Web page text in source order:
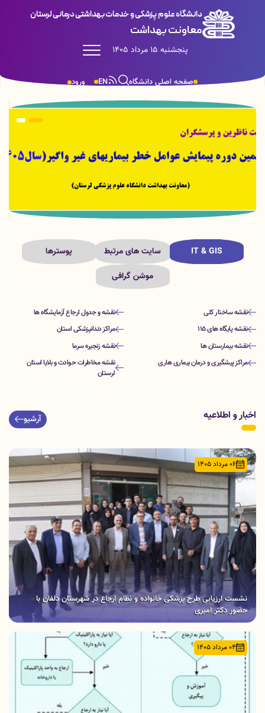
دانشگاه علوم پزشکی و خدمات بهداشتی درمانی لرستان
معاونت بهداشت
پنجشنبه 15 مرداد 1405
ورود EN صفحه اصلی دانشگاه
IT & GIS سایت های مرتبط
پوسترها
موشن گرافی
نقشه ساختار کلی
نقشه و جدول ارجاع آزمایشگاه ها
نقشه پایگاه های 115
مراکز دندانپزشکی استان
نقشه بیمارستان ها
نقشه زنجیره سرما
مراکز پیشگیری و درمان بیماری هاری
نقشه مخاطرات حوادث و بلایا استان
لرستان
اخبار و اطلاعیه آرشیو
06 مرداد 1405
نشست ارزیابی طرح پزشکی خانواده و نظام ارجاع در شهرستان دلفان با
حضور دکتر امیری
04 مرداد 1405